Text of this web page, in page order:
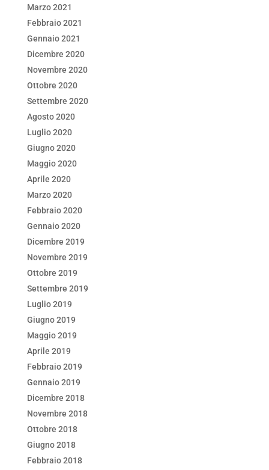
Marzo 2021
Febbraio 2021
Gennaio 2021
Dicembre 2020
Novembre 2020
Ottobre 2020
Settembre 2020
Agosto 2020
Luglio 2020
Giugno 2020
Maggio 2020
Aprile 2020
Marzo 2020
Febbraio 2020
Gennaio 2020
Dicembre 2019
Novembre 2019
Ottobre 2019
Settembre 2019
Luglio 2019
Giugno 2019
Maggio 2019
Aprile 2019
Febbraio 2019
Gennaio 2019
Dicembre 2018
Novembre 2018
Ottobre 2018
Giugno 2018
Febbraio 2018